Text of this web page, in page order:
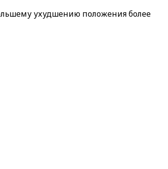
ухудшению положения более